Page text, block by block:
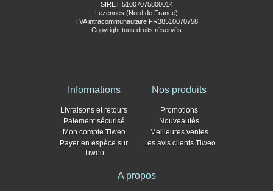
SIRET 51007075800014
Lezennes (Nord de France)
TVA intracommunautaire FR38510070758
Copyright tous droits réservés
Informations
Livraisons et retours
Paiement sécurisé
Mon compte Tiweo
Payer en espèce sur
Tiweo
Nos produits
Promotions
Nouveautés
Meilleures ventes
Les avis clients Tiweo
A propos